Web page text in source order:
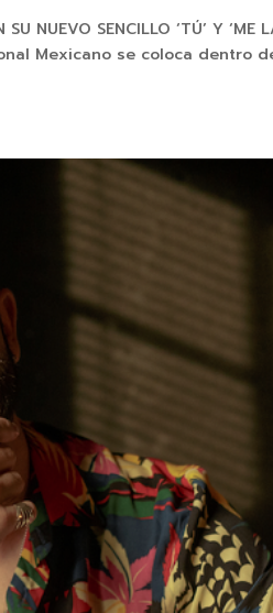
NUEVO SENCILLO ‘TÚ’ Y ‘ME
Mexicano se coloca dentro